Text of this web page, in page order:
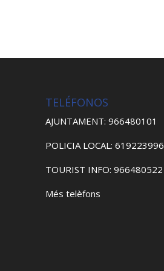
TELÉFONOS
AJUNTAMENT: 966480101
POLICIA LOCAL: 619223996
TOURIST INFO: 966480522
Més telèfons